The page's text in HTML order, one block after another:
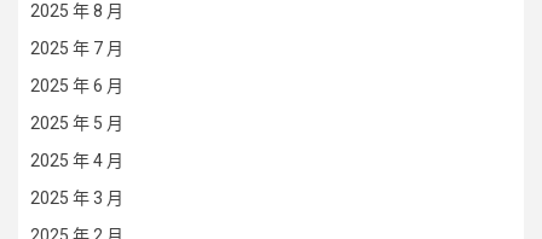
2025 年 8 月
2025 年 7 月
2025 年 6 月
2025 年 5 月
2025 年 4 月
2025 年 3 月